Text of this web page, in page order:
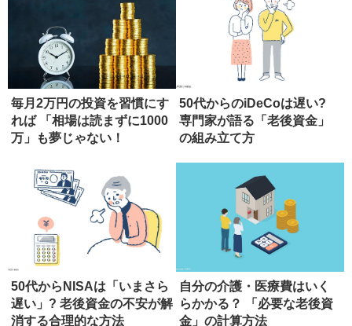
毎月2万円の投資を習慣にす
れば 「相場は読まずに1000
万」も夢じゃない！
50代からのiDeCoは遅い?
専門家が語る「老後資金」
の組み立て方
50代からNISAは「いまさら
遅い」? 老後資金の不安が解
消する合理的な方法
自分の介護・医療費はいく
らかかる？ 「必要な老後資
金」の計算方法